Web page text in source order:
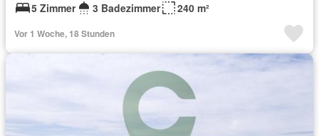
5 Zimmer
3 Badezimmer 240 m²
Vor 1 Woche, 18 Stunden